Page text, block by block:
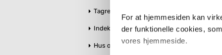
For at hjemmesiden kan
der funktionelle cookies,
vores hjemmeside.
Tagrender
Indeklima
Hus og Have